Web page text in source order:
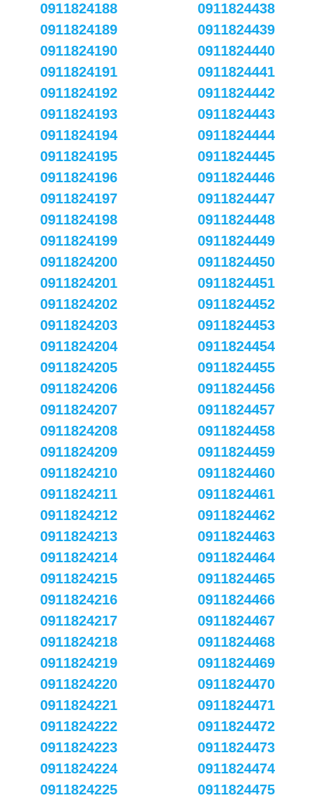
0911824188
0911824189
0911824190
0911824191
0911824192
0911824193
0911824194
0911824195
0911824196
0911824197
0911824198
0911824199
0911824200
0911824201
0911824202
0911824203
0911824204
0911824205
0911824206
0911824207
0911824208
0911824209
0911824210
0911824211
0911824212
0911824213
0911824214
0911824215
0911824216
0911824217
0911824218
0911824219
0911824220
0911824221
0911824222
0911824223
0911824224
0911824225
0911824438
0911824439
0911824440
0911824441
0911824442
0911824443
0911824444
0911824445
0911824446
0911824447
0911824448
0911824449
0911824450
0911824451
0911824452
0911824453
0911824454
0911824455
0911824456
0911824457
0911824458
0911824459
0911824460
0911824461
0911824462
0911824463
0911824464
0911824465
0911824466
0911824467
0911824468
0911824469
0911824470
0911824471
0911824472
0911824473
0911824474
0911824475